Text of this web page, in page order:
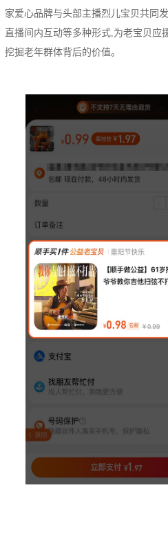
家爱心品牌与头部主播烈儿宝贝共同
直播间内互动等多种形式,为老宝贝应
挖掘老年群体背后的价值。